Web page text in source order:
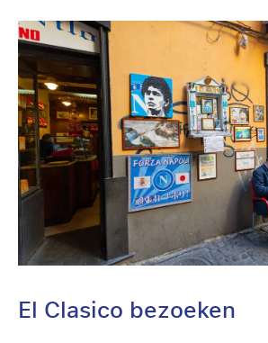
El Clasico bezoeken